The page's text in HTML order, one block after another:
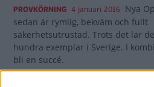
PROVKÖRNING 4 januari 2016 Nya
sedan är rymlig, bekväm och fullt
säkerhetsutrustad. Trots det lär
hundra exemplar i Sverige. I
bli en succé.